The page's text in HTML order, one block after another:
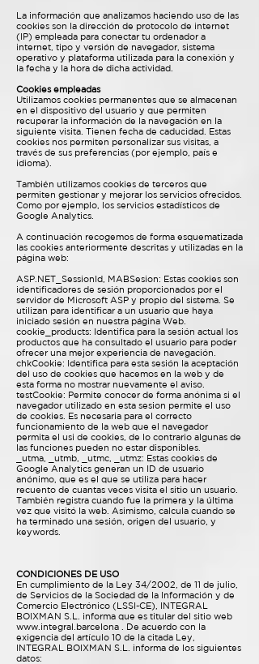
La información que analizamos haciendo uso de las
cookies son la dirección de protocolo de internet
(IP) empleada para conectar tu ordenador a
internet, tipo y versión de navegador, sistema
operativo y plataforma utilizada para la conexión y
la fecha y la hora de dicha actividad.
Cookies empleadas
Utilizamos cookies permanentes que se almacenan
en el dispositivo del usuario y que permiten
recuperar la información de la navegación en la
siguiente visita. Tienen fecha de caducidad. Estas
cookies nos permiten personalizar sus visitas, a
través de sus preferencias (por ejemplo, país e
idioma).
También utilizamos cookies de terceros que
permiten gestionar y mejorar los servicios ofrecidos.
Como por ejemplo, los servicios estadísticos de
Google Analytics.
A continuación recogemos de forma esquematizada
las cookies anteriormente descritas y utilizadas en la
página web:
ASP.NET_SessionId, MABSesion: Estas cookies son
identificadores de sesión proporcionados por el
servidor de Microsoft ASP y propio del sistema. Se
utilizan para identificar a un usuario que haya
iniciado sesión en nuestra página Web.
cookie_products: Identifica para la sesión actual los
productos que ha consultado el usuario para poder
ofrecer una mejor experiencia de navegación.
chkCookie: Identifica para esta sesión la aceptación
del uso de cookies que hacemos en la web y de
esta forma no mostrar nuevamente el aviso.
testCookie: Permite conocer de forma anónima si el
navegador utilizado en esta sesion permite el uso
de cookies. Es necesaria para el correcto
funcionamiento de la web que el navegador
permita el usi de cookies, de lo contrario algunas de
las funciones pueden no estar disponibles.
_utma, _utmb, _utmc, _utmz: Estas cookies de
Google Analytics generan un ID de usuario
anónimo, que es el que se utiliza para hacer
recuento de cuantas veces visita el sitio un usuario.
También registra cuando fue la primera y la última
vez que visitó la web. Asimismo, calcula cuando se
ha terminado una sesión, origen del usuario, y
keywords.
CONDICIONES DE USO
En cumplimiento de la Ley 34/2002, de 11 de julio,
de Servicios de la Sociedad de la Información y de
Comercio Electrónico (LSSI-CE), INTEGRAL
BOIXMAN S.L. informa que es titular del sitio web
www.integral.barcelona . De acuerdo con la
exigencia del artículo 10 de la citada Ley,
INTEGRAL BOIXMAN S.L. informa de los siguientes
datos: